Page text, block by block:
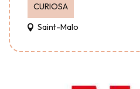
CURIOSA
Saint-Malo